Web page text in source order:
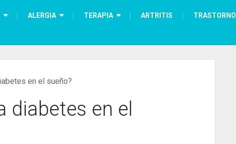
ALERGIA TERAPIA ARTRITIS TRASTORNO
en el sueño?
diabetes en el